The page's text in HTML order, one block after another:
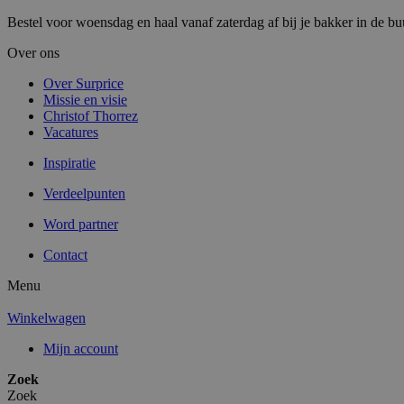
Bestel voor woensdag en haal vanaf zaterdag af bij je bakker in de
Over ons
Over Surprice
Missie en visie
Christof Thorrez
Vacatures
Inspiratie
Verdeelpunten
Word partner
Contact
Menu
Winkelwagen
Mijn account
Zoek
Zoek